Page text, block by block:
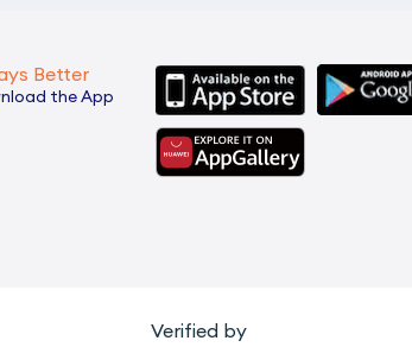
Better
the App
Verified by